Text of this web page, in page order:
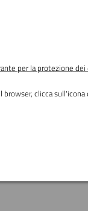
per la protezione
clicca